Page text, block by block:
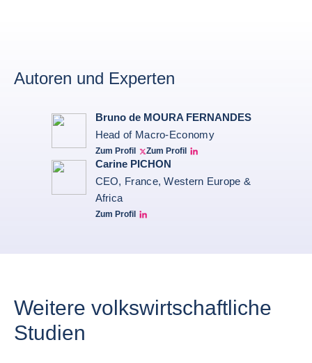
Autoren und Experten
Bruno de MOURA FERNANDES
Head of Macro-Economy
Zum Profil
Twitter Bruno Fernandes
Zum Profil
Bruno de Moura Fernandes linkedin
Carine PICHON
CEO, France, Western Europe &
Africa
Zum Profil
Carine Pichon Linkedin
Weitere volkswirtschaftliche
Studien